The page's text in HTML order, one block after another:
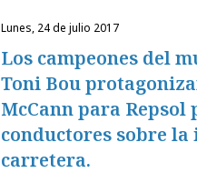
lunes, 24 de julio 2017
Los campeones del
Toni Bou
McCann para
conductores sobre
carretera.